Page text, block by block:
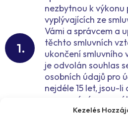
Kezelés
nezbytnou k
vyplývajících ze
Vámi a správcem a
těchto smluvních
ukončení smluvního
je odvolán souhlas
osobních údajů pro
nejdéle 15 let, jsou-
zpracovávány na